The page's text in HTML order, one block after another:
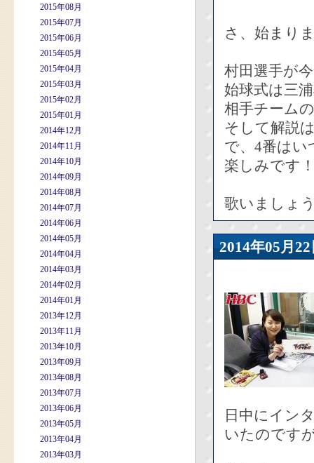
2015年08月
2015年07月
2015年06月
2015年05月
2015年04月
2015年03月
2015年02月
2015年01月
2014年12月
2014年11月
2014年10月
2014年09月
2014年08月
2014年07月
2014年06月
2014年05月
2014年04月
2014年03月
2014年02月
2014年01月
2013年12月
2013年11月
2013年10月
2013年09月
2013年08月
2013年07月
2013年06月
2013年05月
2013年04月
2013年03月
さ、始まり
村田選手が
始球式は三
相手チーム
そして解説
で、4番はい
楽しみです
歌いましょ
2014年05
日中にイン
いたのです